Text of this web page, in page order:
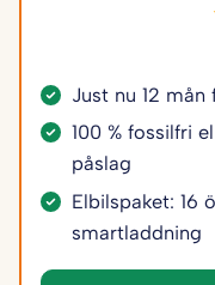
Just nu 12
100 % fossilfri
påslag
Elbilspaket: 16
smartladdning